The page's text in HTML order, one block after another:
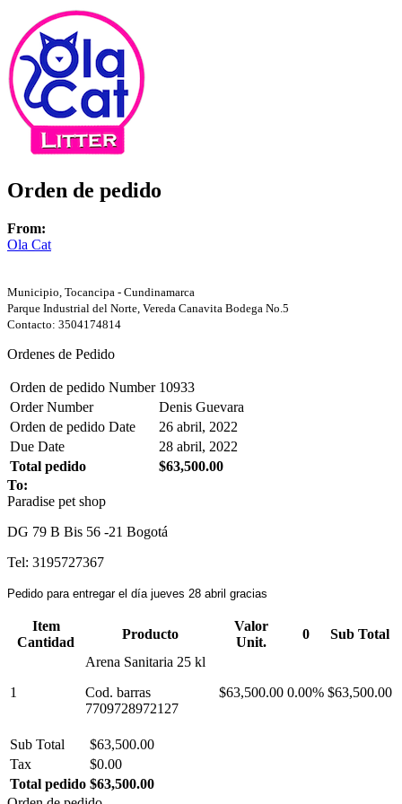
Orden de pedido
From:
Ola Cat
Municipio, Tocancipa - Cundinamarca
Parque Industrial del Norte, Vereda Canavita Bodega No.5
Contacto: 3504174814
Ordenes de Pedido
Orden de pedido Number 10933
Order Number
Denis Guevara
Orden de pedido Date
26 abril, 2022
Due Date
28 abril, 2022
Total pedido
$63,500.00
To:
Paradise pet shop
DG 79 B Bis 56 -21 Bogotá
Tel: 3195727367
Pedido para entregar el día jueves 28 abril gracias
Item
Cantidad
Producto
Valor
Unit.
0 Sub Total
1
Arena Sanitaria 25 kl
Cod. barras
7709728972127
$63,500.00 0.00% $63,500.00
Sub Total
$63,500.00
Tax
$0.00
Total pedido $63,500.00